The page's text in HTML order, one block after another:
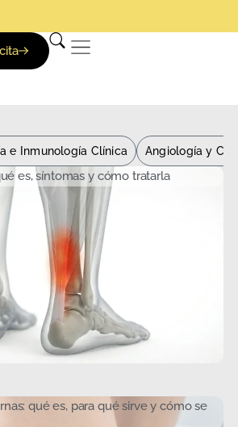
e Inmunología Clínica Angiología y
es, síntomas y cómo tratarla
qué es, para qué sirve y cómo se